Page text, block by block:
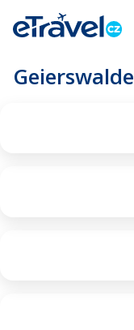
Geierswalde